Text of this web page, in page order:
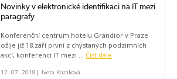
Novinky v elektronické identifikaci na IT mezi
paragrafy
Konferenční centrum hotelu Grandior v Praze
ožije již 18.září první z chystaných podzimních
akcí, konferencí IT mezi ... Číst dále
12. 07. 2018 | Iveta Kozáková